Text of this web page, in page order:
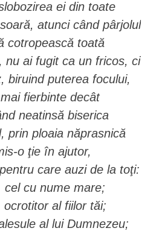
ei din toate
atunci când pârjolul
cotropească toată
nu ai fugit ca un fricos, ci
biruind puterea focului,
fierbinte decât
neatinsă biserica
prin ploaia năprasnică
o ţie în ajutor,
care auzi de la toţi:
cel cu nume mare;
al fiilor tăi;
al lui Dumnezeu;